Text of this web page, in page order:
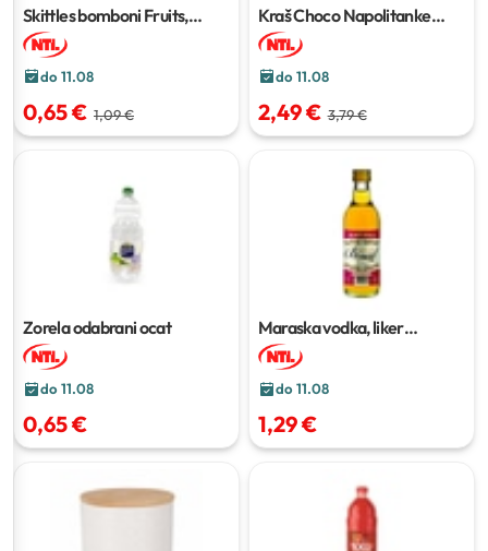
Skittles bomboni Fruits,
Crazy Sour
do 11.08
0,65 € 1,09 €
Kraš Choco Napolitanke
original
do 11.08
2,49 € 3,79 €
Zorela odabrani ocat
do 11.08
0,65 €
Maraska vodka, liker
Pelinkovac, domaći Rum,
Brandy Royal
do 11.08
1,29 €